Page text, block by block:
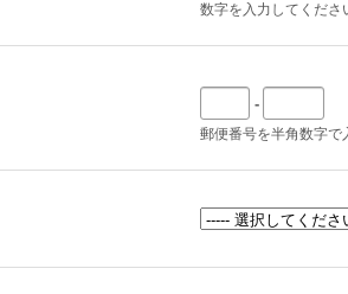
数字を入力してくださ
-
郵便番号を半角数字で